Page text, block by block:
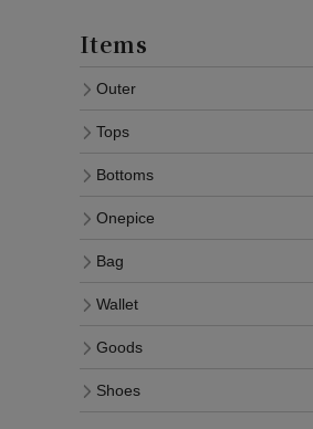
Items
Outer
Tops
Bottoms
Onepice
Bag
Wallet
Goods
Shoes